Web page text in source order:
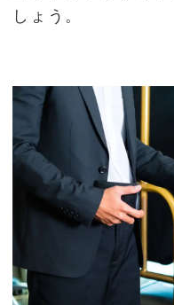
しょう。